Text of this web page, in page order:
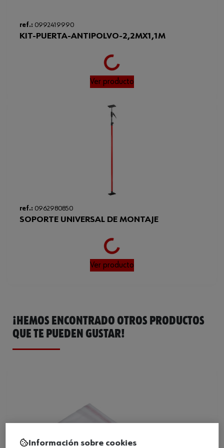
Duración de uso máxima
Temperatura de procesamiento
Código del sistema armonizado
ref.: 0992419990
KIT-PUERTA-ANTIPOLVO-2,2MX1,1M
Loading...
Ver producto
ref.: 0962980850
SOPORTE UNIVERSAL DE MONTAJE
Loading...
Ver producto
¡HEMOS ENCONTRADO OTROS PRODUCTOS
QUE TE PUEDEN GUSTAR!
Información sobre cookies